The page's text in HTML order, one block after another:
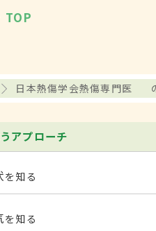
TOP
日本熱傷学会熱傷専門医
アプローチ
を知る
を知る